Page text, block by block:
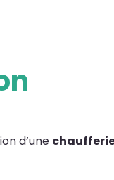
d’une